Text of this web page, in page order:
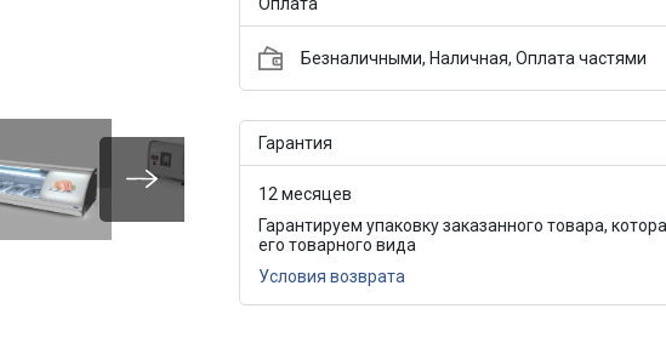
Безналичными, Наличная, Оплата частями
Гарантия
12 месяцев
Гарантируем упаковку заказанного товара,
его товарного вида
Условия возврата